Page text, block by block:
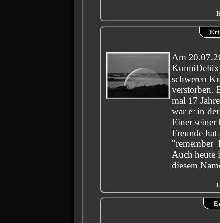
Am
schweren
verstorben.
mal 17
war er in
Einer seiner
Freunde hat
Auch heute
diesem